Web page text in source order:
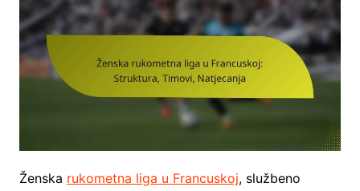
Ženska rukometna liga u Francuskoj, službeno